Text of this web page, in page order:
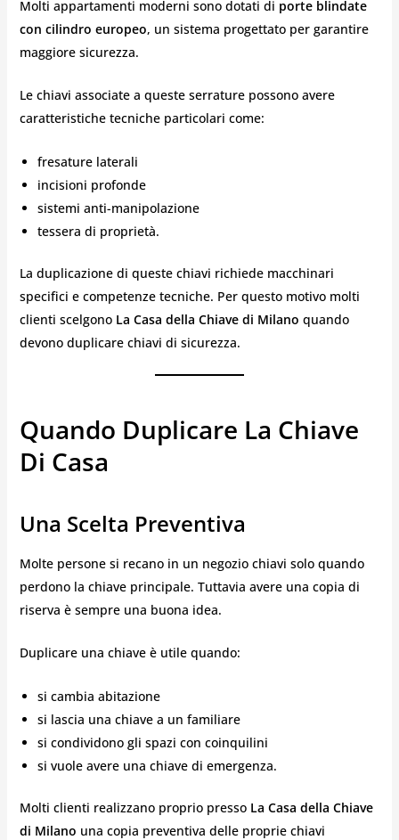
Molti appartamenti moderni sono dotati di porte blindate
con cilindro europeo, un sistema progettato per garantire
maggiore sicurezza.
Le chiavi associate a queste serrature possono avere
caratteristiche tecniche particolari come:
fresature laterali
incisioni profonde
sistemi anti-manipolazione
tessera di proprietà.
La duplicazione di queste chiavi richiede macchinari
specifici e competenze tecniche. Per questo motivo molti
clienti scelgono La Casa della Chiave di Milano quando
devono duplicare chiavi di sicurezza.
Quando Duplicare La Chiave
Di Casa
Una Scelta Preventiva
Molte persone si recano in un negozio chiavi solo quando
perdono la chiave principale. Tuttavia avere una copia di
riserva è sempre una buona idea.
Duplicare una chiave è utile quando:
si cambia abitazione
si lascia una chiave a un familiare
si condividono gli spazi con coinquilini
si vuole avere una chiave di emergenza.
Molti clienti realizzano proprio presso La Casa della Chiave
di Milano una copia preventiva delle proprie chiavi